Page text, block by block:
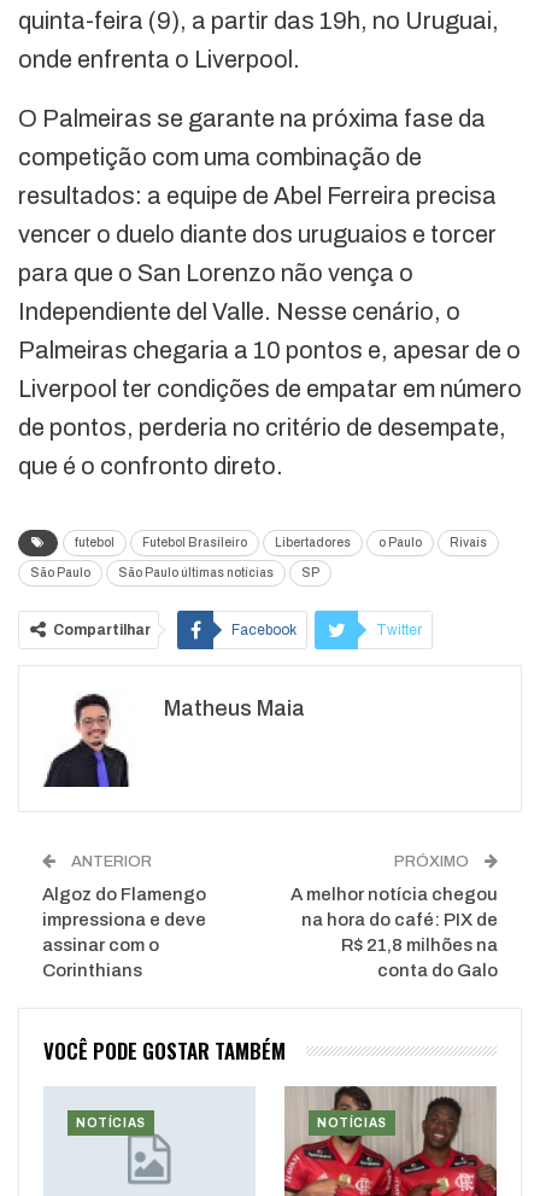
quinta-feira (9), a partir das 19h, no Uruguai,
onde enfrenta o Liverpool.
O Palmeiras se garante na próxima fase da
competição com uma combinação de
resultados: a equipe de Abel Ferreira precisa
vencer o duelo diante dos uruguaios e torcer
para que o San Lorenzo não vença o
Independiente del Valle. Nesse cenário, o
Palmeiras chegaria a 10 pontos e, apesar de o
Liverpool ter condições de empatar em número
de pontos, perderia no critério de desempate,
que é o confronto direto.
futebol Futebol Brasileiro Libertadores o Paulo Rivais
São Paulo São Paulo últimas notícias SP
Compartilhar Facebook Twitter
WhatsApp
Matheus Maia
ANTERIOR
Algoz do Flamengo
impressiona e deve
assinar com o
Corinthians
PRÓXIMO
A melhor notícia chegou
na hora do café: PIX de
R$ 21,8 milhões na
conta do Galo
VOCÊ PODE GOSTAR TAMBÉM
NOTÍCIAS NOTÍCIAS